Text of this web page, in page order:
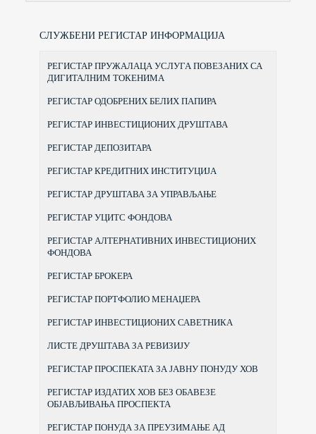
СЛУЖБЕНИ РЕГИСТАР ИНФОРМАЦИЈА
РЕГИСТАР ПРУЖАЛАЦА УСЛУГА ПОВЕЗАНИХ СА
ДИГИТАЛНИМ ТОКЕНИМА
РЕГИСТАР ОДОБРЕНИХ БЕЛИХ ПАПИРА
РЕГИСТАР ИНВЕСТИЦИОНИХ ДРУШТАВА
РЕГИСТАР ДЕПОЗИТАРА
РЕГИСТАР КРЕДИТНИХ ИНСТИТУЦИЈА
РЕГИСТАР ДРУШТАВА ЗА УПРАВЉАЊЕ
РЕГИСТАР УЦИТС ФОНДОВА
РЕГИСТАР АЛТЕРНАТИВНИХ ИНВЕСТИЦИОНИХ
ФОНДОВА
РЕГИСТАР БРОКЕРА
РЕГИСТАР ПОРТФОЛИО МЕНАЏЕРА
РЕГИСТАР ИНВЕСТИЦИОНИХ САВЕТНИКА
ЛИСТЕ ДРУШТАВА ЗА РЕВИЗИЈУ
РЕГИСТАР ПРОСПЕКАТА ЗА ЈАВНУ ПОНУДУ ХОВ
РЕГИСТАР ИЗДАТИХ ХОВ БЕЗ ОБАВЕЗЕ
ОБЈАВЉИВАЊА ПРОСПЕКТА
РЕГИСТАР ПОНУДА ЗА ПРЕУЗИМАЊЕ АД